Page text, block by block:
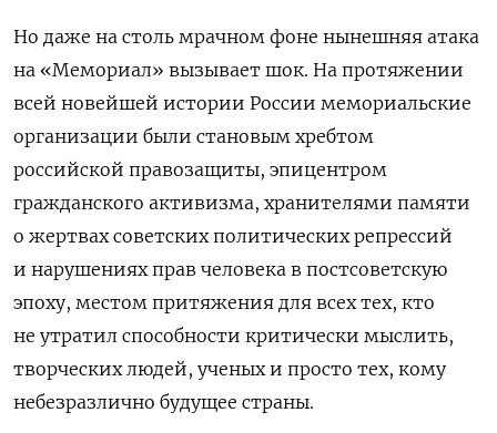
Но даже на столь мрачном фоне нынешняя атака
на «Мемориал» вызывает шок. На протяжении
всей новейшей истории России мемориальские
организации были становым хребтом
российской правозащиты, эпицентром
гражданского активизма, хранителями памяти
о жертвах советских политических репрессий
и нарушениях прав человека в постсоветскую
эпоху, местом притяжения для всех тех, кто
не утратил способности критически мыслить,
творческих людей, ученых и просто тех, кому
небезразлично будущее страны.